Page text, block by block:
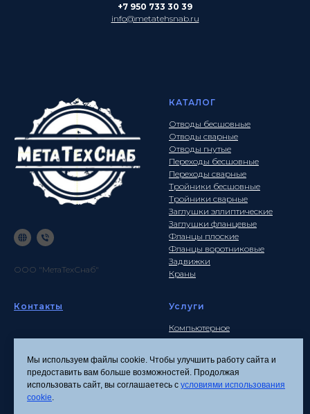
+7 950 733 30 39
info@metatehsnab.ru
ООО "МетаТехСнаб"
КАТАЛОГ
Отводы бесшовные
Отводы сварные
Отводы гнутые
Переходы бесшовные
Переходы сварные
Тройники бесшовные
Тройники сварные
Заглушки эллиптические
Заглушки фланцевые
Фланцы плоские
Фланцы воротниковые
Задвижки
Краны
Контакты
info@metatehsnab.ru
Услуги
Компьютерное
моделирование
Изделия по чертежам
Мы используем файлы cookie. Чтобы улучшить работу сайта и
предоставить вам больше возможностей. Продолжая
использовать сайт, вы соглашаетесь с условиями использования
cookie.